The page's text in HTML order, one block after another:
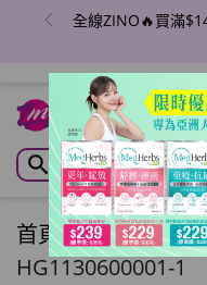
全線ZINO🔥買滿
首頁/草姬 筋腱通
HG1130600001-1